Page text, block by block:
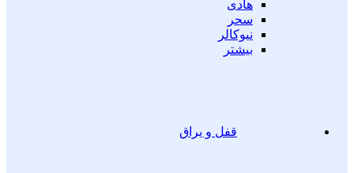
هادی
سحر
نیوکالر
بیشتر
قفل و یراق